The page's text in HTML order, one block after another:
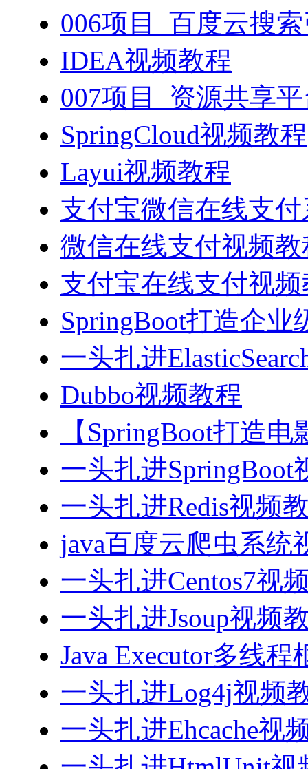
006项目_百度云搜
IDEA视频教程
007项目_资源共享
SpringCloud视频教程
Layui视频教程
支付宝微信在线支
微信在线支付视频教
支付宝在线支付视
SpringBoot打造企业
一头扎进
Dubbo视频教程
【SpringBoot打造
一头扎进SpringBoot
一头扎进Redis视频
java百度云爬虫系统
一头扎进Centos7视
一头扎进Jsoup视频
Java Executor多线
一头扎进Log4j视频
一头扎进Ehcache视